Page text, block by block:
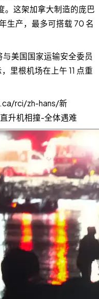
。这架加拿大制造的庞巴
生产，最多可搭载 70 名
美国国家运输安全委员
里根机场在上午 11 点重
rci/zh-hans/新
升机相撞-全体遇难